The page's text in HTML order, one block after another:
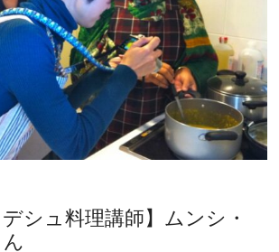
デシュ料理講師】ムンシ・